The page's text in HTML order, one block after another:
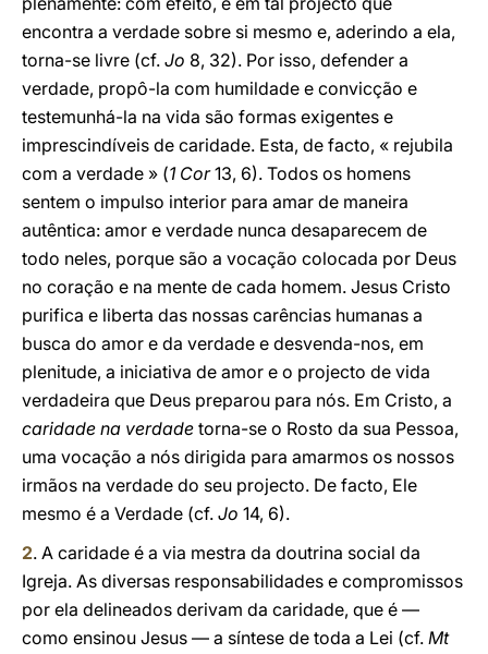
encontra a verdade sobre si mesmo e, aderindo a ela,
torna-se livre (cf. Jo 8, 32). Por isso, defender a
verdade, propô-la com humildade e convicção e
testemunhá-la na vida são formas exigentes e
imprescindíveis de caridade. Esta, de facto, « rejubila
com a verdade » (1 Cor13, 6). Todos os homens
sentem o impulso interior para amar de maneira
autêntica: amor e verdade nunca desaparecem de
todo neles, porque são a vocação colocada por Deus
no coração e na mente de cada homem. Jesus Cristo
purifica e liberta das nossas carências humanas a
busca do amor e da verdade e desvenda-nos, em
plenitude, a iniciativa de amor e o projecto de vida
verdadeira que Deus preparou para nós. Em Cristo, a
caridade na verdade torna-se o Rosto da sua Pessoa,
uma vocação a nós dirigida para amarmos os nossos
irmãos na verdade do seu projecto. De facto, Ele
mesmo é a Verdade (cf. Jo 14, 6).
2. A caridade é a via mestra da doutrina social da
Igreja. As diversas responsabilidades e compromissos
por ela delineados derivam da caridade, que é —
como ensinou Jesus — a síntese de toda a Lei (cf. Mt